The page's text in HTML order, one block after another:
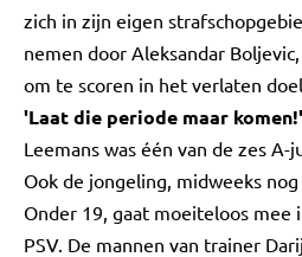
zich in zijn eigen
nemen door Aleksandar
om te scoren in het verlaten
'Laat die periode maar komen!'
Leemans was één van de zes A-
Ook de jongeling, midweeks
Onder 19, gaat moeiteloos mee
PSV. De mannen van trainer